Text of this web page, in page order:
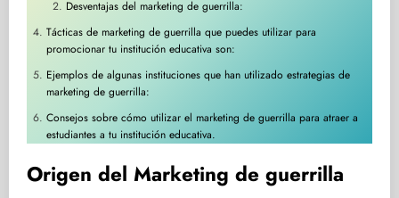
Desventajas del marketing de guerrilla:
Tácticas de marketing de guerrilla que puedes utilizar para
promocionar tu institución educativa son:
Ejemplos de algunas instituciones que han utilizado estrategias de
marketing de guerrilla:
Consejos sobre cómo utilizar el marketing de guerrilla para atraer a
estudiantes a tu institución educativa.
Origen del Marketing de guerrilla